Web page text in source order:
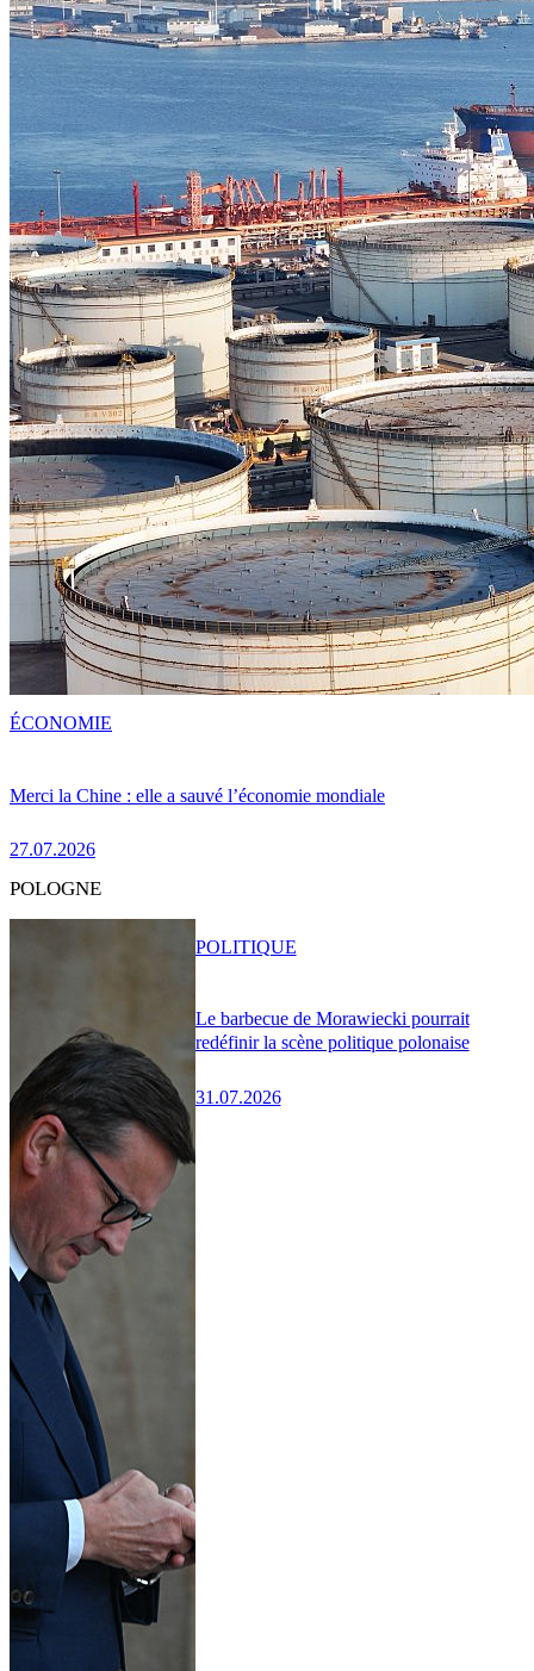
Merci la Chine : elle a sauvé l’économie mondiale
27.07.2026
ÉCONOMIE
POLOGNE
Le barbecue de Morawiecki pourrait
redéfinir la scène politique polonaise
31.07.2026
POLITIQUE